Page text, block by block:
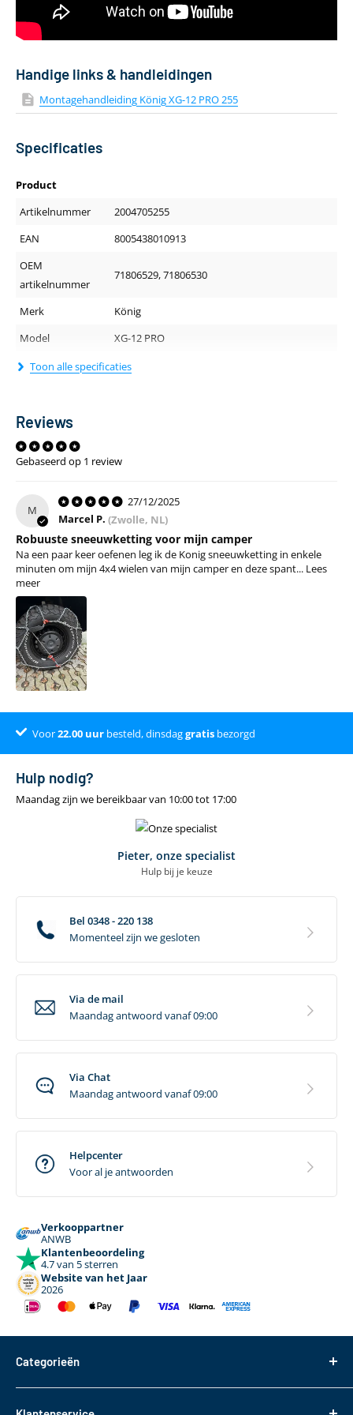
Handige links & handleidingen
Montagehandleiding König XG-12 PRO 255
Specificaties
Product
Artikelnummer
2004705255
EAN
8005438010913
OEM
artikelnummer
71806529, 71806530
Merk
König
Model
XG-12 PRO
Sneeuwketting eigenschappen
Bandenmaat
255/55-18, 255/60-17, 255/65-17, 255/70-16,
275/45-19, 275/55-17, 285/50-18
Soort
sneeuwketting
Sneeuwketting
Benodigde
wielkastruimte
Zelfspannend
Installatiegemak
Gebruik
camper
Toon alle specificaties
Reviews
Gebaseerd op 1 review
M
27/12/2025
Marcel P. (Zwolle, NL)
Robuuste sneeuwketting voor mijn camper
Na een paar keer oefenen leg ik de Konig sneeuwketting in enkele
minuten om mijn 4x4 wielen van mijn camper en deze spant... Lees
meer
Voor22.00uurbesteld, dinsdaggratisbezorgd
Klantenbeoordeling 9.4
Hulp nodig?
Maandag zijn we bereikbaar van 10:00 tot 17:00
Pieter, onze specialist
Hulp bij je keuze
Bel 0348 - 220 138
Momenteel zijn we gesloten
Via de mail
Maandag antwoord vanaf 09:00
Via Chat
Maandag antwoord vanaf 09:00
Helpcenter
Voor al je antwoorden
Verkooppartner
ANWB
Klantenbeoordeling
4.7 van 5 sterren
Website van het Jaar
2026
Categorieën
Dakdragers